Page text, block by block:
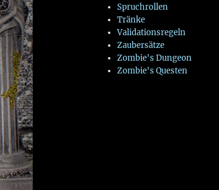
Spruchrollen
Tränke
Validationsregeln
Zaubersätze
Zombie's Dungeon
Zombie's Questen